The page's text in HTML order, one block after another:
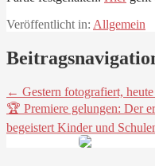
Veröffentlicht in: Allgemein
← Gestern fotografiert,
🏆 Premiere gelungen: Der
begeistert Kinder und